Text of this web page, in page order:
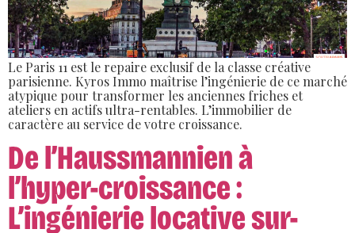
Le Paris 11 est le repaire exclusif de la classe créative
parisienne. Kyros Immo maîtrise l’ingénierie de ce marché
atypique pour transformer les anciennes friches et
ateliers en actifs ultra-rentables. L’immobilier de
caractère au service de votre croissance.
De l’Haussmannien à
l’hyper-croissance :
L’ingénierie locative sur-